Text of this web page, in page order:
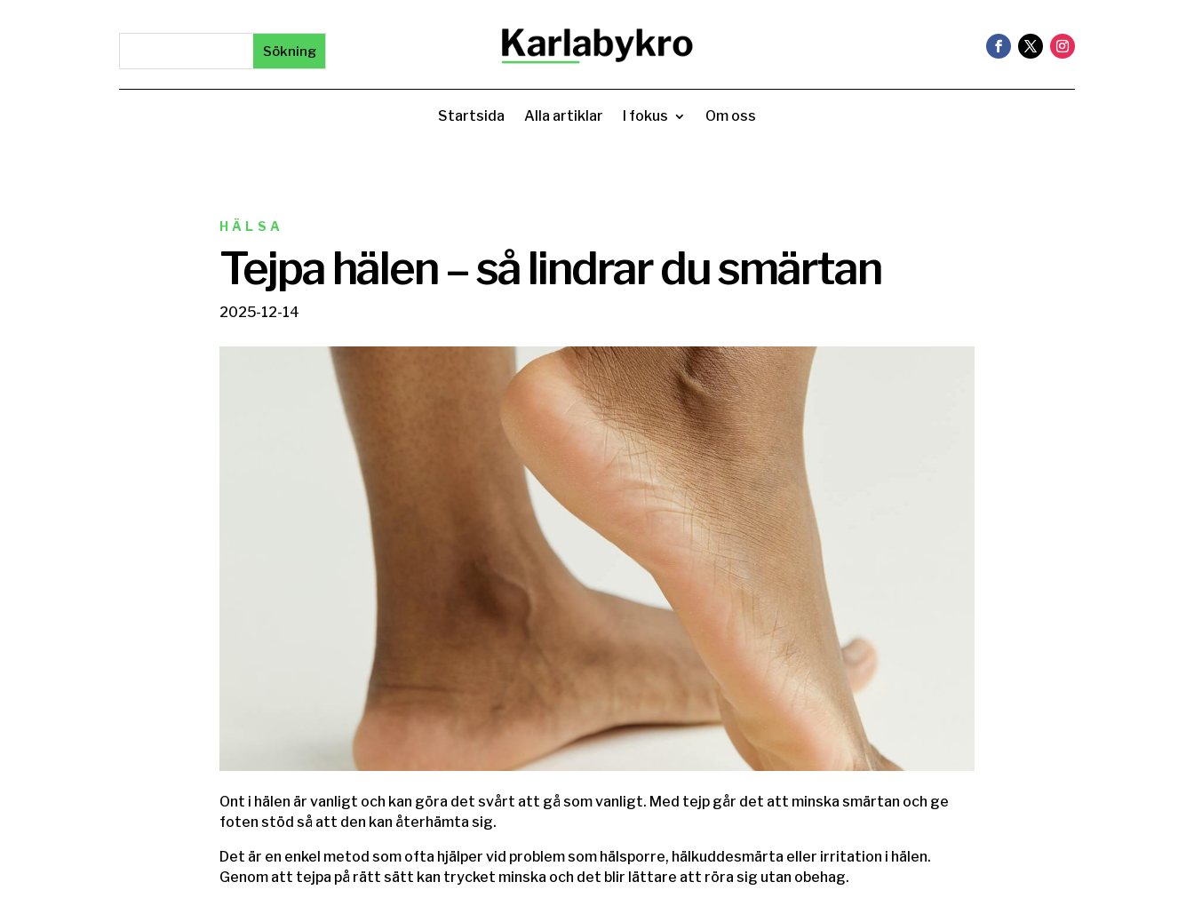
Startsida Alla artiklar I fokus Om oss
HÄLSA
Tejpa hälen – så lindrar du smärtan
2025-12-14
Ont i hälen är vanligt och kan göra det svårt att gå som vanligt. Med tejp går det att minska smärtan och ge
foten stöd så att den kan återhämta sig.
Det är en enkel metod som ofta hjälper vid problem som hälsporre, hälkuddesmärta eller irritation i hälen.
Genom att tejpa på rätt sätt kan trycket minska och det blir lättare att röra sig utan obehag.